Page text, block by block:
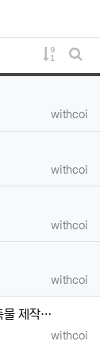
게시물
게시
등록자
withcoi
등록자
withcoi
등록자
withcoi
등록자
withcoi
물 제작…
등록자
withcoi